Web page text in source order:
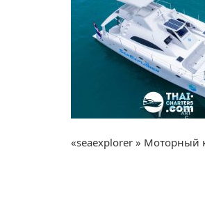
«seaexplorer » Моторный